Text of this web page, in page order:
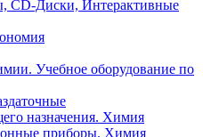
CD-Диски, Интерактивные
Учебное оборудование по
назначения. Химия
приборы. Химия